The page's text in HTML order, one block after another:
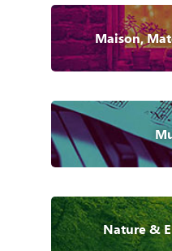
Maison,
Nature &